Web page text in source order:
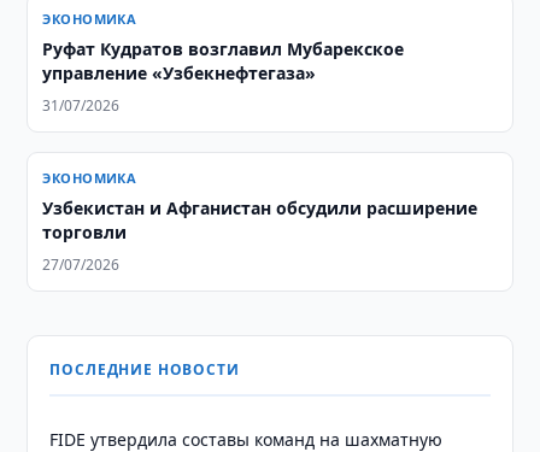
ЭКОНОМИКА
Руфат Кудратов возглавил Мубарекское
управление «Узбекнефтегаза»
31/07/2026
ЭКОНОМИКА
Узбекистан и Афганистан обсудили расширение
торговли
27/07/2026
ПОСЛЕДНИЕ НОВОСТИ
FIDE утвердила составы команд на шахматную